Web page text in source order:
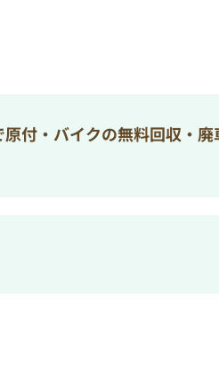
付・バイクの無料回収・廃